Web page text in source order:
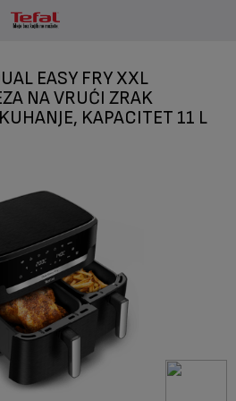
EASY FRY XXL
NA VRUĆI ZRAK
KAPACITET 11 L